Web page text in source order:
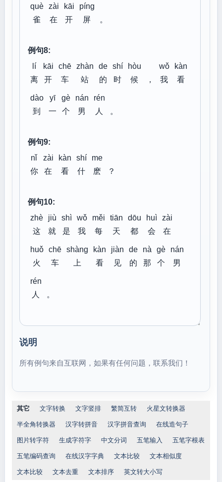
què
雀
zài
在
kāi
开
píng
屏
。
例句8:
lí
离
kāi
开
chē
车
zhàn
站
de
的
shí
时
hòu
候
，
wǒ
我
kàn
看
dào
到
yī
一
gè
个
nán
男
rén
人
。
例句9:
nǐ
你
zài
在
kàn
看
shí
什
me
麽
？
例句10:
zhè
这
jiù
就
shì
是
wǒ
我
měi
每
tiān
天
dōu
都
huì
会
zài
在
huǒ
火
chē
车
shàng
上
kàn
看
jiàn
见
de
的
nà
那
gè
个
nán
男
rén
人
。
说明
所有例句来自互联网，如果有任何问题，联系我们！
其它 文字转换 文字竖排 繁简互转 火星文转换器
半全角转换器 汉字转拼音 汉字拼音查询 在线造句子
图片转字符 生成字符字 中文分词 五笔输入 五笔字根表
五笔编码查询 在线汉字字典 文本比较 文本相似度
文本比较 文本去重 文本排序 英文转大小写